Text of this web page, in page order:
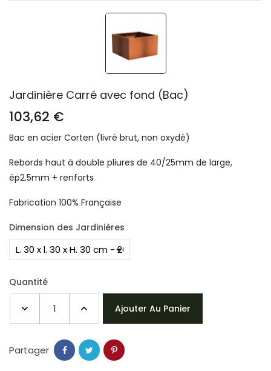
Jardinière Carré avec fond (Bac)
103,62 €
Bac en acier Corten (livré brut, non oxydé)
Rebords haut à double pliures de 40/25mm de large,
ép2.5mm + renforts
Fabrication 100% Française
Dimension des Jardinières
Quantité
Ajouter Au Panier
Partager